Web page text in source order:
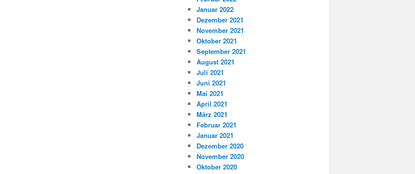
Januar 2022
Dezember 2021
November 2021
Oktober 2021
September 2021
August 2021
Juli 2021
Juni 2021
Mai 2021
April 2021
März 2021
Februar 2021
Januar 2021
Dezember 2020
November 2020
Oktober 2020